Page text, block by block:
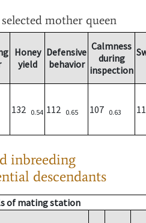
mother queen
Honey
yield
Defensive
behavior
Calmness
during
inspection
132 0.54 112 0.65 107 0.63
inbreeding
descendants
of mating station